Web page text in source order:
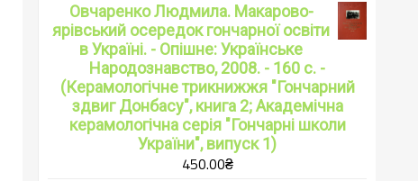
Овчаренко Людмила. Макарово-
ярівський осередок гончарної освіти
в Україні. - Опішне: Українське
Народознавство, 2008. - 160 с. -
(Керамологічне трикнижжя "Гончарний
здвиг Донбасу", книга 2; Академічна
керамологічна серія "Гончарні школи
України", випуск 1)
450.00₴